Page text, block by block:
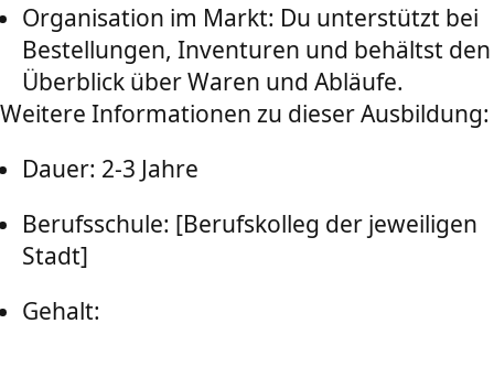
Organisation im Markt: Du unterstützt bei
Bestellungen, Inventuren und behältst den
Überblick über Waren und Abläufe.
Weitere Informationen zu dieser Ausbildung:
Dauer: 2-3 Jahre
Berufsschule: [Berufskolleg der jeweiligen
Stadt]
Gehalt: